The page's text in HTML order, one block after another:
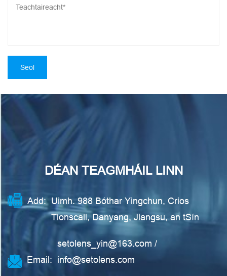
DÉAN TEAGMHÁIL LINN
Add: Uimh. 988 Bóthar Yingchun, Crios
Tionscail, Danyang, Jiangsu, an tSín
Email:
setolens_yin@163.com /
info@setolens.com